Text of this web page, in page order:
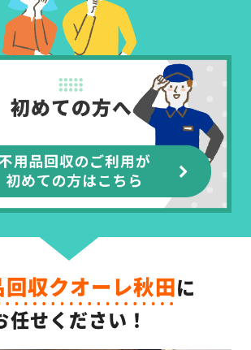
収クオーレ秋田に
任せください！